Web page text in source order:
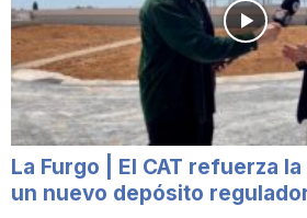
La Furgo | El CAT refuerza
un nuevo depósito